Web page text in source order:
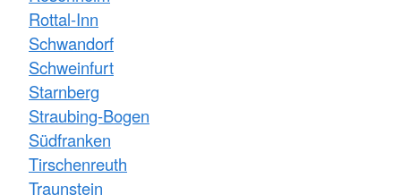
Rottal-Inn
Schwandorf
Schweinfurt
Starnberg
Straubing-Bogen
Südfranken
Tirschenreuth
Traunstein